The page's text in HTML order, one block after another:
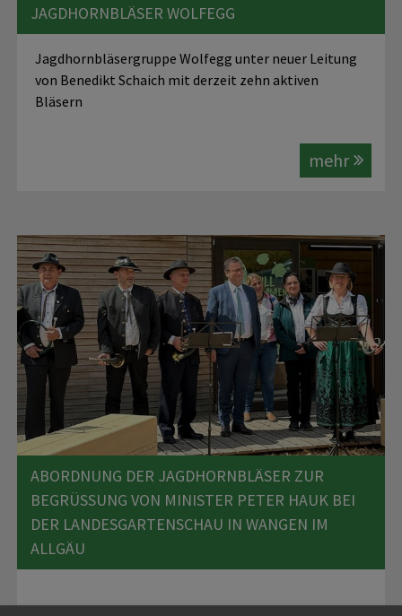
JAGDHORNBLÄSER WOLFEGG
Jagdhornbläsergruppe Wolfegg unter neuer Leitung
von Benedikt Schaich mit derzeit zehn aktiven
Bläsern
mehr
ABORDNUNG DER JAGDHORNBLÄSER ZUR
BEGRÜSSUNG VON MINISTER PETER HAUK BEI D
ER LANDESGARTENSCHAU IN WANGEN IM A
LLGÄU